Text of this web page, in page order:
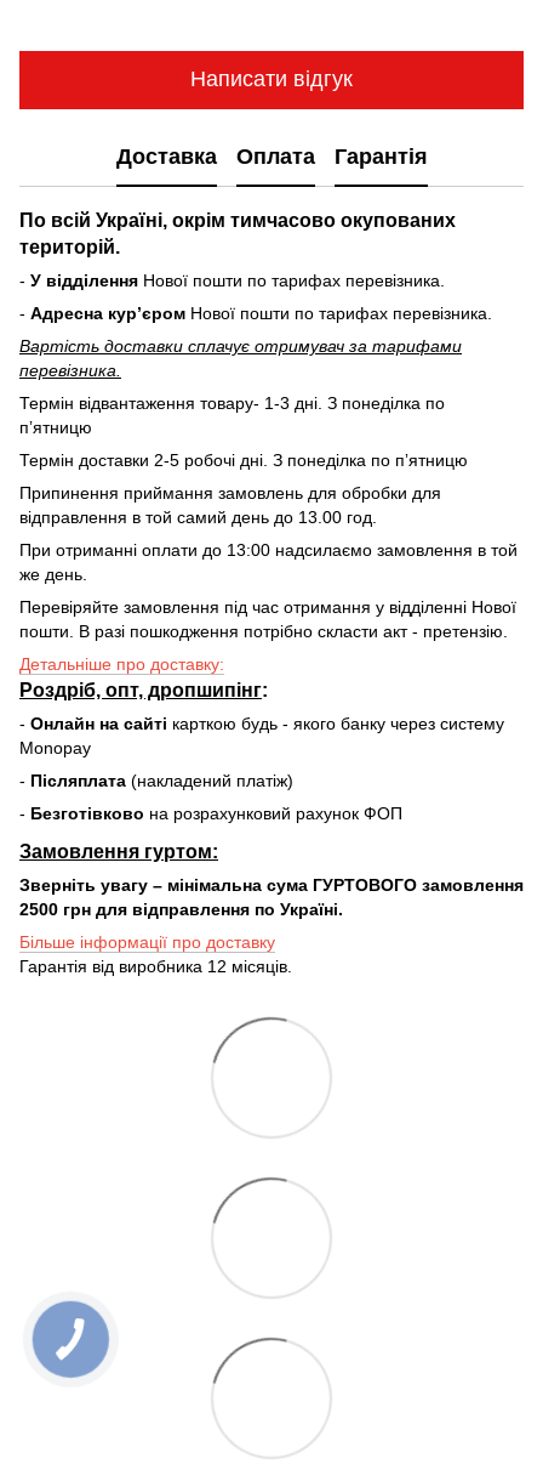
Написати відгук
Доставка Оплата Гарантія
По всій Україні, окрім тимчасово окупованих
територій.
- У відділення Нової пошти по тарифах перевізника.
- Адресна курʼєром Нової пошти по тарифах перевізника.
Вартість доставки cплачує отримувач за тарифами
перевізника.
Термін відвантаження товару- 1-3 дні. З понеділка по
пʼятницю
Термін доставки 2-5 робочі дні. З понеділка по пʼятницю
Припинення приймання замовлень для обробки для
відправлення в той самий день до 13.00 год.
При отриманні оплати до 13:00 надсилаємо замовлення в той
же день.
Перевіряйте замовлення під час отримання у відділенні Нової
пошти. В разі пошкодження потрібно скласти акт - претензію.
Детальніше про доставку:
Роздріб, опт, дропшипінг:
- Онлайн на сайті карткою будь - якого банку через систему
Monopay
- Післяплата (накладений платіж)
- Безготівково на розрахунковий рахунок ФОП
Замовлення гуртом:
Зверніть увагу – мінімальна сума ГУРТОВОГО замовлення
2500 грн для відправлення по Україні.
Більше інформації про доставку
Гарантія від виробника 12 місяців.